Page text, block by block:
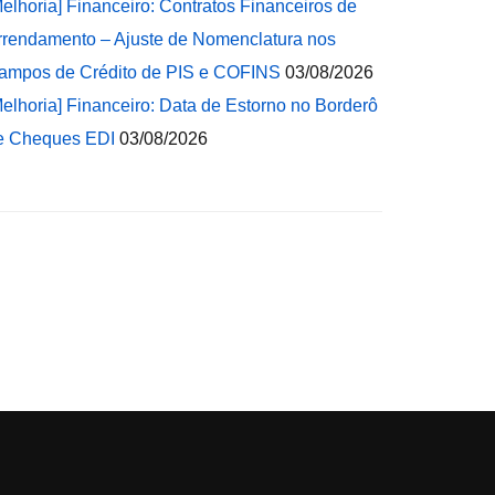
Financeiro: Contratos Financeiros de
– Ajuste de Nomenclatura nos
de Crédito de PIS e COFINS 03/08/2026
Financeiro: Data de Estorno no Borderô
Cheques EDI 03/08/2026